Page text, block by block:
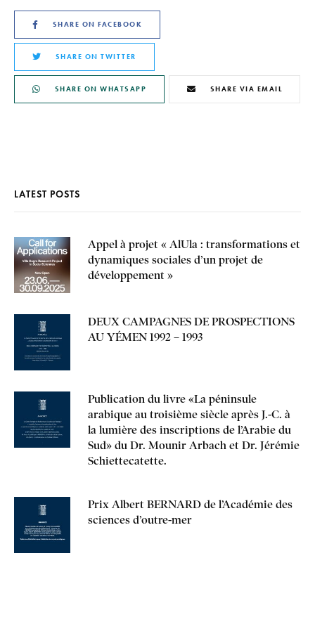
SHARE ON FACEBOOK
SHARE ON TWITTER
SHARE ON WHATSAPP SHARE VIA EMAIL
LATEST POSTS
Appel à projet « AlUla : transformations et
dynamiques sociales d’un projet de
développement »
DEUX CAMPAGNES DE PROSPECTIONS
AU YÉMEN 1992 – 1993
Publication du livre «La péninsule
arabique au troisième siècle après J.-C. à
la lumière des inscriptions de l’Arabie du
Sud» du Dr. Mounir Arbach et Dr. Jérémie
Schiettecatette.
Prix Albert BERNARD de l’Académie des
sciences d’outre-mer